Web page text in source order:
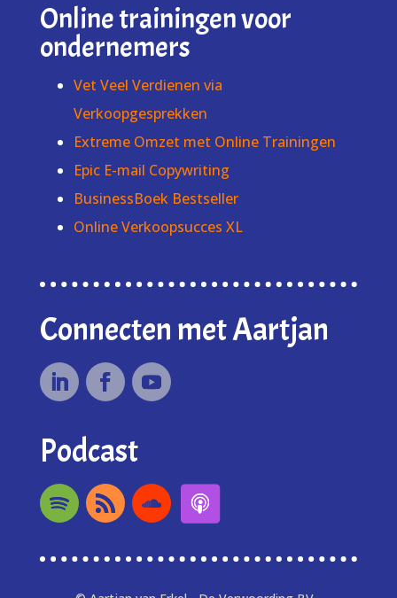
Online trainingen voor
ondernemers
Vet Veel Verdienen via
Verkoopgesprekken
Extreme Omzet met Online Trainingen
Epic E-mail Copywriting
BusinessBoek Bestseller
Online Verkoopsucces XL
Connecten met Aartjan
Podcast